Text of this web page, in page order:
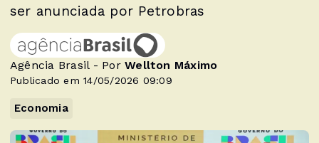
ser anunciada por Petrobras
Agência Brasil - PorWellton Máximo
Publicado em 14/05/2026 09:09
Economia